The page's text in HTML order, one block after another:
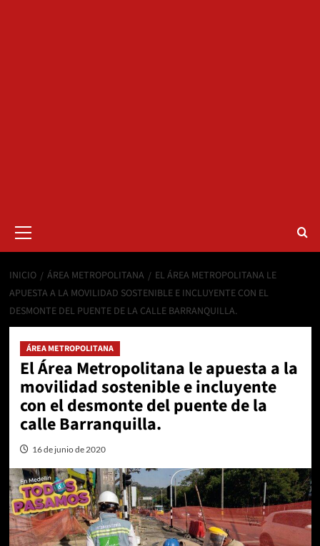
primario
INICIO ÁREA METROPOLITANA
EL ÁREA METROPOLITANA LE
APUESTA A LA MOVILIDAD SOSTENIBLE E INCLUYENTE CON EL
DESMONTE DEL PUENTE DE LA CALLE BARRANQUILLA.
ÁREA METROPOLITANA
El Área Metropolitana le apuesta a la
movilidad sostenible e incluyente
con el desmonte del puente de la
calle Barranquilla.
16 de junio de 2020